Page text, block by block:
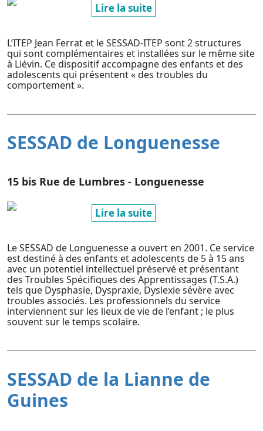
Lire la suite
L’ITEP Jean Ferrat et le SESSAD-ITEP sont 2 structures
qui sont complémentaires et installées sur le même site
à Liévin. Ce dispositif accompagne des enfants et des
adolescents qui présentent « des troubles du
comportement ».
SESSAD de Longuenesse
15 bis Rue de Lumbres - Longuenesse
Lire la suite
Le SESSAD de Longuenesse a ouvert en 2001. Ce service
est destiné à des enfants et adolescents de 5 à 15 ans
avec un potentiel intellectuel préservé et présentant
des Troubles Spécifiques des Apprentissages (T.S.A.)
tels que Dysphasie, Dyspraxie, Dyslexie sévère avec
troubles associés. Les professionnels du service
interviennent sur les lieux de vie de l’enfant ; le plus
souvent sur le temps scolaire.
SESSAD de la Lianne de
Guines